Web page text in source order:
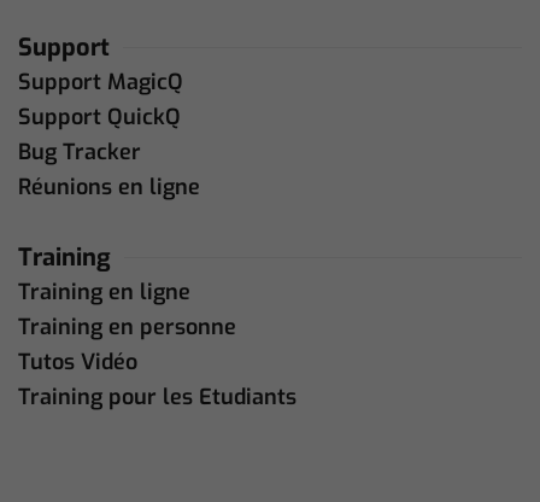
Support
Support MagicQ
Support QuickQ
Bug Tracker
Réunions en ligne
Training
Training en ligne
Training en personne
Tutos Vidéo
Training pour les Etudiants